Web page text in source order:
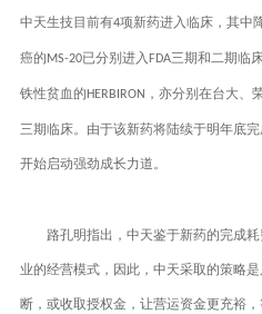
中天生技目前有4项新药进入临床，其中
癌的 MS-20已分别进入 FDA三期和二期临
铁性贫血的 HERBIRON ，亦分别在台大、
三期临床。由于该新药将陆续于明年底
开始启动强劲成长力道。
路孔明指出，中天鉴于新药的完成耗
业的经营模式，因此，中天采取的策略
断，或收取授权金，让营运资金更充裕